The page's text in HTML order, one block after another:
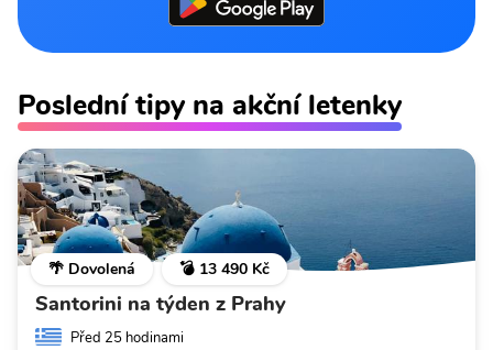
Poslední tipy na akční letenky
🌴 Dovolená 💣 13 490 Kč
Santorini na týden z Prahy
Před 25 hodinami